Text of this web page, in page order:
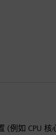
(例如 CPU 核